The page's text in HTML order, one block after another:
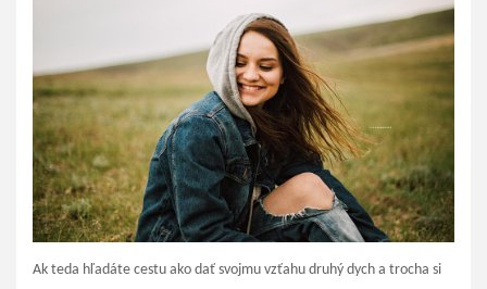
Ak teda hľadáte cestu ako dať svojmu vzťahu druhý dych a trocha si